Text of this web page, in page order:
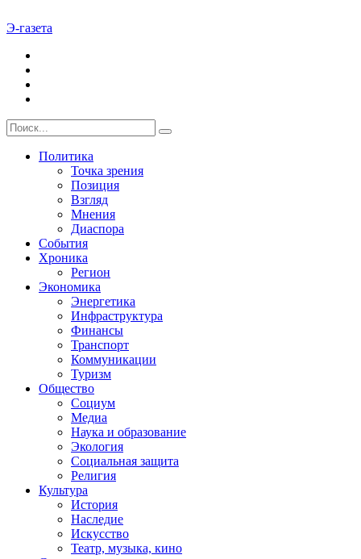
Э-газета
Политика
Точка зрения
Позиция
Взгляд
Мнения
Диаспора
События
Хроника
Регион
Экономика
Энергетика
Инфраструктура
Финансы
Транспорт
Коммуникации
Туризм
Общество
Социум
Медиа
Наука и образование
Экология
Социальная защита
Религия
Культура
История
Наследие
Искусство
Театр, музыка, кино